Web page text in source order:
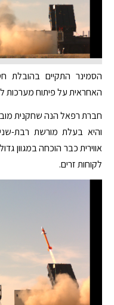
הסמינר התקיים בהובלת
האחראית על פיתוח מערכות
חברת רפאל הנה שחקנית
והיא בעלת מורשת רבת-
אווירית כבר הוכחה במגוון
לקוחות זרים.